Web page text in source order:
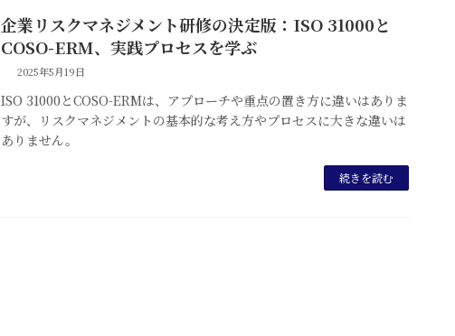
企業リスクマネジメント研修の決定版：ISO 31000と
COSO-ERM、実践プロセスを学ぶ
2025年5月19日
ISO 31000とCOSO-ERMは、アプローチや重点の置き方に違いはありま
すが、リスクマネジメントの基本的な考え方やプロセスに大きな違いは
ありません。
続きを読む